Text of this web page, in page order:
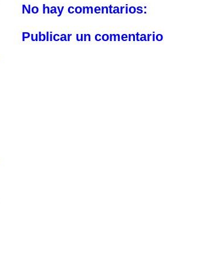
No hay comentarios:
Publicar un comentario